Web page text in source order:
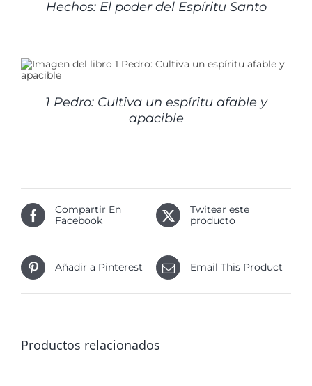
Hechos: El poder del Espíritu Santo
1 Pedro: Cultiva un espíritu afable y
apacible
Compartir En
Facebook
Twitear este
producto
Añadir a Pinterest Email This Product
Productos relacionados